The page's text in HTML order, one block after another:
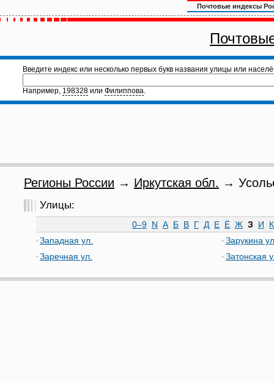
Почтовые индексы
Введите индекс или несколько первых букв названия улицы или
Например, 198328 или Филиппова.
Регионы России → Иркутская обл. →
Улицы:
0–9 N А Б В Г Д Е Ё Ж З И
К
Западная ул.
Заречная ул.
Зарукина
Затонская